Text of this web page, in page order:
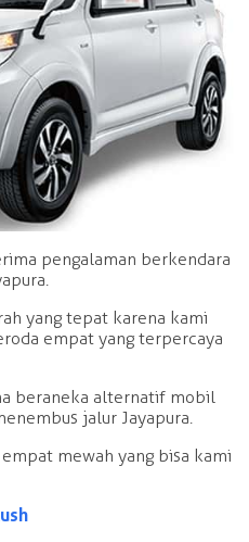
pengalaman berkendara
yang tepat karena kami
empat yang terpercaya
beraneka alternatif mobil
jalur Jayapura.
mewah yang bisa kami